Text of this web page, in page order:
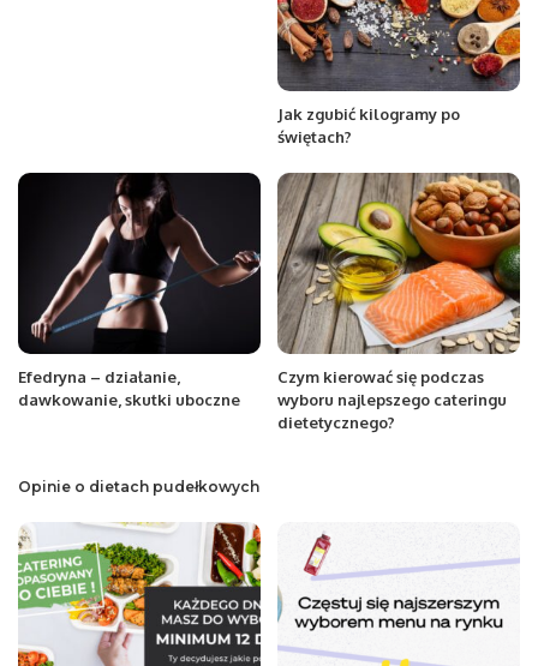
Jak zgubić kilogramy po
świętach?
Efedryna – działanie,
dawkowanie, skutki uboczne
Czym kierować się podczas
wyboru najlepszego cateringu
dietetycznego?
Opinie o dietach pudełkowych